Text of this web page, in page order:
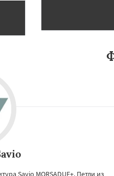
Savio MORSADUE+. Петли из